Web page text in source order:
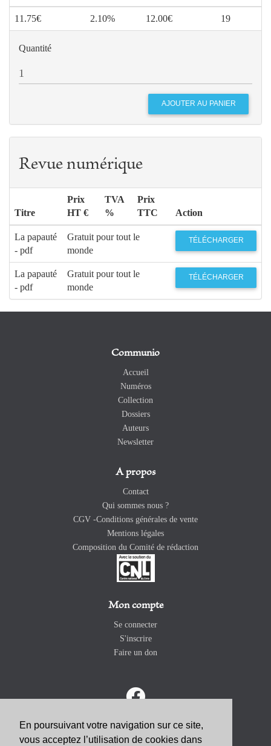
En poursuivant votre navigation sur ce site,
vous acceptez l’utilisation de cookies dans
11.75€ 2.10% 12.00€ 19
Quantité
Revue numérique
Titre
Prix
HT €
TVA
%
Prix
TTC
Action
La papauté
- pdf
Gratuit pour tout le
monde
TÉLÉCHARGER
La papauté
- pdf
Gratuit pour tout le
monde
TÉLÉCHARGER
Communio
Accueil
Numéros
Collection
Dossiers
Auteurs
Newsletter
A propos
Contact
Qui sommes nous ?
CGV -Conditions générales de vente
Mentions légales
Composition du Comité de rédaction
Mon compte
Se connecter
S'inscrire
Faire un don
ABONNEZ-VOUS